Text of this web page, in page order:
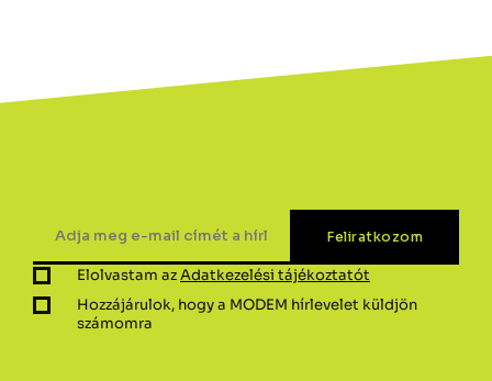
Elolvastam azAdatkezelési tájékoztatót
Hozzájárulok, hogy a MODEM hírlevelet küldjön
számomra